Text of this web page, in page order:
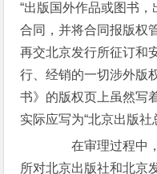
“出版国外作品或图书
合同，并将合同报版权
再交北京发行所征订和
行、经销的一切涉外版
书》的版权页上虽然写
实际应写为“北京出版
在审理过程中，
所对北京出版社和北京